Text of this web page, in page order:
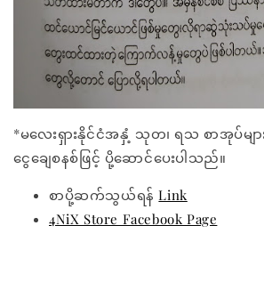
*မလေးရှားနိုင်ငံအနှံ့ သုတ၊ ရသ စာအုပ်မျာ
ငွေချေစနစ်ဖြင့် ပို့ဆောင်ပေးပါသည်။
စာပို့ဆက်သွယ်ရန်Link
4NiX Store Facebook Page